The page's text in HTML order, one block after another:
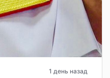
1 день назад